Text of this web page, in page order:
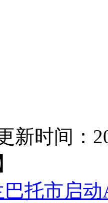
新时间：
巴托市启